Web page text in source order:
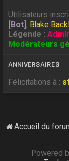
Utilisateurs
[Bot], Blake
Légende :
Modérateurs
ANNIVERSAIRES
Félicitations à :
Accueil du
Powered